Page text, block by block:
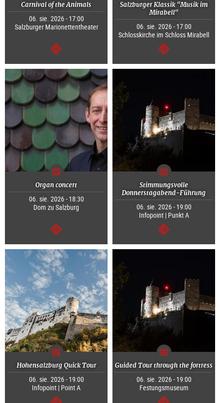
Carnival of the Animals
06. sie. 2026 - 17:00
Salzburger Marionettentheater
dalej
Salzburger Klassik "Musik im
Mirabell"
06. sie. 2026 - 17:00
Schlosskirche im Schloss Mirabell
dalej
Organ concert
06. sie. 2026 - 18:30
Dom zu Salzburg
dalej
Stimmungsvolle
Donnerstagabend-Führung
06. sie. 2026 - 19:00
Infopoint | Punkt A
dalej
Hohensalzburg Quick Tour
06. sie. 2026 - 19:00
Infopoint | Point A
Guided Tour through the fortress
06. sie. 2026 - 19:00
Festungsmuseum